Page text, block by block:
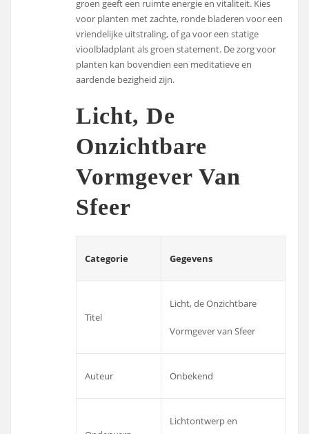
groen geeft een ruimte energie en vitaliteit. Kies
voor planten met zachte, ronde bladeren voor een
vriendelijke uitstraling, of ga voor een statige
vioolbladplant als groen statement. De zorg voor
planten kan bovendien een meditatieve en
aardende bezigheid zijn.
Licht, De
Onzichtbare
Vormgever Van
Sfeer
Categorie Gegevens
Titel
Licht, de Onzichtbare
Vormgever van Sfeer
Auteur Onbekend
Lichtontwerp en